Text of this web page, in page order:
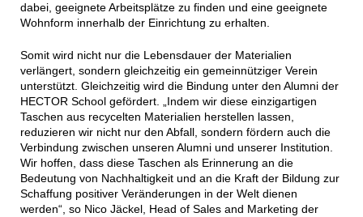
dabei, geeignete Arbeitsplätze zu finden und eine geeignete
Wohnform innerhalb der Einrichtung zu erhalten.
Somit wird nicht nur die Lebensdauer der Materialien
verlängert, sondern gleichzeitig ein gemeinnütziger Verein
unterstützt. Gleichzeitig wird die Bindung unter den Alumni der
HECTOR School gefördert. „Indem wir diese einzigartigen
Taschen aus recycelten Materialien herstellen lassen,
reduzieren wir nicht nur den Abfall, sondern fördern auch die
Verbindung zwischen unseren Alumni und unserer Institution.
Wir hoffen, dass diese Taschen als Erinnerung an die
Bedeutung von Nachhaltigkeit und an die Kraft der Bildung zur
Schaffung positiver Veränderungen in der Welt dienen
werden“, so Nico Jäckel, Head of Sales and Marketing der